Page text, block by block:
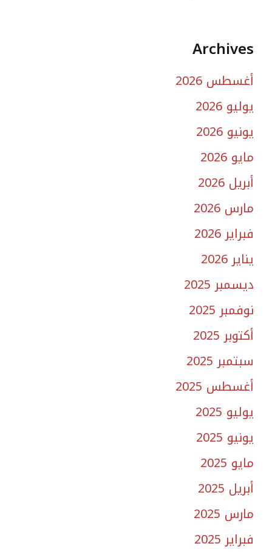
Archives
أغسطس 2026
يوليو 2026
يونيو 2026
مايو 2026
أبريل 2026
مارس 2026
فبراير 2026
يناير 2026
ديسمبر 2025
نوفمبر 2025
أكتوبر 2025
سبتمبر 2025
أغسطس 2025
يوليو 2025
يونيو 2025
مايو 2025
أبريل 2025
مارس 2025
فبراير 2025